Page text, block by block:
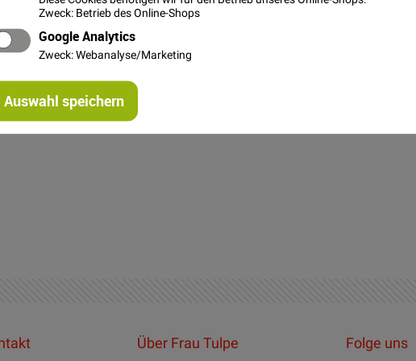
Zweck: Betrieb des Online-Shops
Google Analytics
Zweck: Webanalyse/Marketing
Auswahl speichern
Motiven von Elena Amo by Moda Fabrics.
und Zuckerstange ist ca. 8cm x 5cm groß
Hersteller
Über Frau Tulpe Folge uns